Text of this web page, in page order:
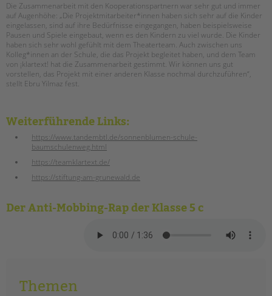
Die Zusammenarbeit mit den Kooperationspartnern war sehr gut und immer
auf Augenhöhe: „Die Projektmitarbeiter*innen haben sich sehr auf die Kinder
eingelassen, sind auf ihre Bedürfnisse eingegangen, haben beispielsweise
Pausen und Spiele eingebaut, wenn es den Kindern zu viel wurde. Die Kinder
haben sich sehr wohl gefühlt mit dem Theaterteam. Auch zwischen uns
Kolleg*innen an der Schule, die das Projekt begleitet haben, und dem Team
von ¡klartext! hat die Zusammenarbeit gestimmt. Wir können uns gut
vorstellen, das Projekt mit einer anderen Klasse nochmal durchzuführen“,
stellt Ebru Yilmaz fest.
Weiterführende Links:
https://www.tandembtl.de/sonnenblumen-schule-
baumschulenweg.html
https://teamklartext.de/
https://stiftung-am-grunewald.de
Der Anti-Mobbing-Rap der Klasse 5 c
Themen